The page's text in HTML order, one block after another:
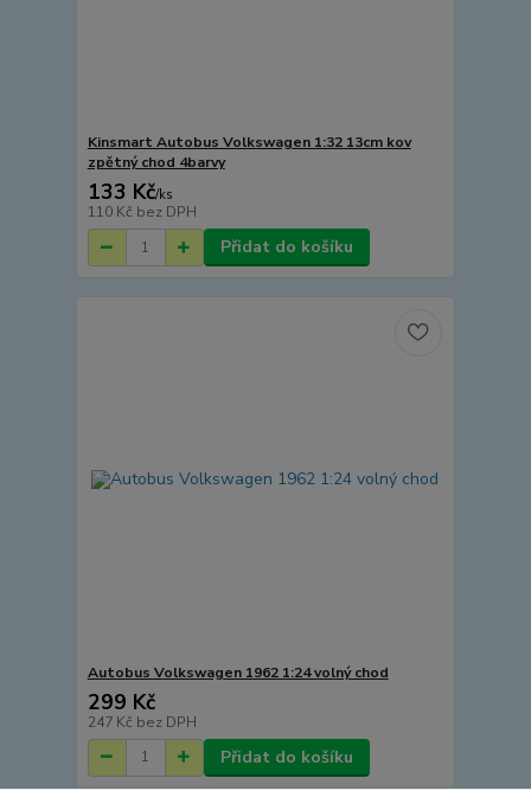
Kinsmart Autobus Volkswagen 1:32 13cm kov
zpětný chod 4barvy
133 Kč/ks
110 Kč bez DPH
Přidat do košíku
Autobus Volkswagen 1962 1:24 volný chod
299 Kč
247 Kč bez DPH
Přidat do košíku